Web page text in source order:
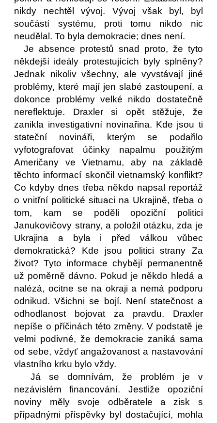
nikdy nechtěl vývoj. Vývoj však byl, byl
součástí systému, proti tomu nikdo nic
neudělal. To byla demokracie; dnes není.
Je absence protestů snad proto, že tyto
někdejší ideály protestujících byly splněny?
Jednak nikoliv všechny, ale vyvstávají jiné
problémy, které mají jen slabé zastoupení, a
dokonce problémy velké nikdo dostatečně
nereflektuje. Draxler si opět stěžuje, že
zanikla investigativní novinařina. Kde jsou ti
stateční novináři, kterým se podařilo
vyfotografovat účinky napalmu použitým
Američany ve Vietnamu, aby na základě
těchto informací skončil vietnamský konflikt?
Co kdyby dnes třeba někdo napsal reportáž
o vnitřní politické situaci na Ukrajině, třeba o
tom, kam se poděli opoziční politici
Janukovičovy strany, a položil otázku, zda je
Ukrajina a byla i před válkou vůbec
demokratická? Kde jsou politici strany Za
život? Tyto informace chybějí permanentně
už poměrně dávno. Pokud je někdo hledá a
nalézá, ocitne se na okraji a nemá podporu
odnikud. Všichni se bojí. Není statečnost a
odhodlanost bojovat za pravdu. Draxler
nepíše o příčinách této změny. V podstatě je
velmi podivné, že demokracie zaniká sama
od sebe, vždyť angažovanost a nastavování
vlastního krku bylo vždy.
Já se domnívám, že problém je v
nezávislém financování. Jestliže opoziční
noviny měly svoje odběratele a zisk s
případnými příspěvky byl dostačující, mohla